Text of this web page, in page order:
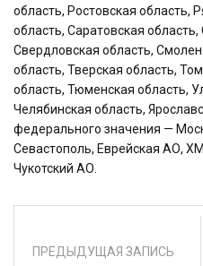
область, Ростовская область,
область, Саратовская
Свердловская область,
область, Тверская область,
область, Тюменская область,
Челябинская область,
федерального значения —
Севастополь, Еврейская АО,
Чукотский АО.
ПРЕДЫДУЩАЯ ЗАПИСЬ